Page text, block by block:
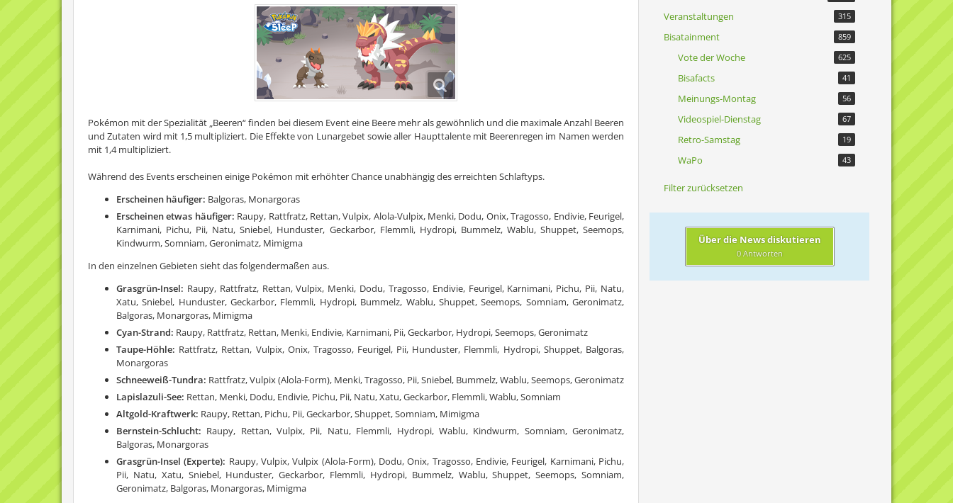
Pokémon mit der Spezialität „Beeren“ finden bei diesem Event eine Beere mehr als gewöhnlich und die maximale Anzahl Beeren
und Zutaten wird mit 1,5 multipliziert. Die Effekte von Lunargebet sowie aller Haupttalente mit Beerenregen im Namen werden
mit 1,4 multipliziert.
Während des Events erscheinen einige Pokémon mit erhöhter Chance unabhängig des erreichten Schlaftyps.
Erscheinen häufiger: Balgoras, Monargoras
Erscheinen etwas häufiger: Raupy, Rattfratz, Rettan, Vulpix, Alola-Vulpix, Menki, Dodu, Onix, Tragosso, Endivie, Feurigel,
Karnimani, Pichu, Pii, Natu, Sniebel, Hunduster, Geckarbor, Flemmli, Hydropi, Bummelz, Wablu, Shuppet, Seemops,
Kindwurm, Somniam, Geronimatz, Mimigma
In den einzelnen Gebieten sieht das folgendermaßen aus.
Grasgrün-Insel: Raupy, Rattfratz, Rettan, Vulpix, Menki, Dodu, Tragosso, Endivie, Feurigel, Karnimani, Pichu, Pii, Natu,
Xatu, Sniebel, Hunduster, Geckarbor, Flemmli, Hydropi, Bummelz, Wablu, Shuppet, Seemops, Somniam, Geronimatz,
Balgoras, Monargoras, Mimigma
Cyan-Strand: Raupy, Rattfratz, Rettan, Menki, Endivie, Karnimani, Pii, Geckarbor, Hydropi, Seemops, Geronimatz
Taupe-Höhle: Rattfratz, Rettan, Vulpix, Onix, Tragosso, Feurigel, Pii, Hunduster, Flemmli, Hydropi, Shuppet, Balgoras,
Monargoras
Schneeweiß-Tundra: Rattfratz, Vulpix (Alola-Form), Menki, Tragosso, Pii, Sniebel, Bummelz, Wablu, Seemops, Geronimatz
Lapislazuli-See: Rettan, Menki, Dodu, Endivie, Pichu, Pii, Natu, Xatu, Geckarbor, Flemmli, Wablu, Somniam
Altgold-Kraftwerk: Raupy, Rettan, Pichu, Pii, Geckarbor, Shuppet, Somniam, Mimigma
Bernstein-Schlucht: Raupy, Rettan, Vulpix, Pii, Natu, Flemmli, Hydropi, Wablu, Kindwurm, Somniam, Geronimatz,
Balgoras, Monargoras
Grasgrün-Insel (Experte): Raupy, Vulpix, Vulpix (Alola-Form), Dodu, Onix, Tragosso, Endivie, Feurigel, Karnimani, Pichu,
Pii, Natu, Xatu, Sniebel, Hunduster, Geckarbor, Flemmli, Hydropi, Bummelz, Wablu, Shuppet, Seemops, Somniam,
Geronimatz, Balgoras, Monargoras, Mimigma
Veranstaltungen 315
Bisatainment 859
Vote der Woche 625
Bisafacts 41
Meinungs-Montag 56
Videospiel-Dienstag 67
Retro-Samstag 19
WaPo 43
Filter zurücksetzen
Über die News diskutieren
0 Antworten